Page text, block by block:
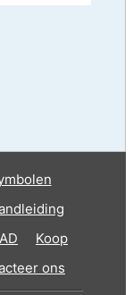
Koop
ons